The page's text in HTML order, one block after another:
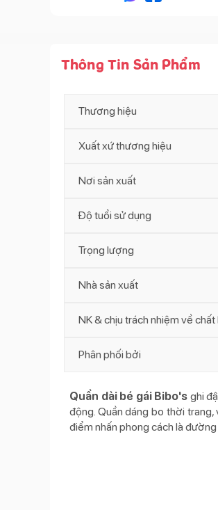
Thông Tin Sản Phẩm
Thương hiệu
Xuất xứ thương hiệu
Nơi sản xuất
Độ tuổi sử dụng
Trọng lượng
Nhà sản xuất
NK & chịu trách nhiệm về chất
Phân phối bởi
Quần dài bé gái Bibo's ghi
động. Quần dáng bo thời
điểm nhấn phong cách là